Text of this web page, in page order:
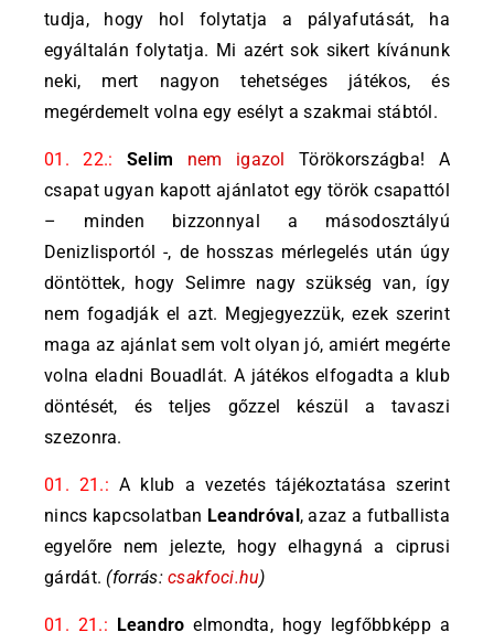
tudja, hogy hol folytatja a pályafutását, ha
egyáltalán folytatja. Mi azért sok sikert kívánunk
neki, mert nagyon tehetséges játékos, és
megérdemelt volna egy esélyt a szakmai stábtól.
01. 22.: Selim nem igazol Törökországba! A
csapat ugyan kapott ajánlatot egy török csapattól
– minden bizzonnyal a másodosztályú
Denizlisportól -, de hosszas mérlegelés után úgy
döntöttek, hogy Selimre nagy szükség van, így
nem fogadják el azt. Megjegyezzük, ezek szerint
maga az ajánlat sem volt olyan jó, amiért megérte
volna eladni Bouadlát. A játékos elfogadta a klub
döntését, és teljes gőzzel készül a tavaszi
szezonra.
01. 21.:A klub a vezetés tájékoztatása szerint
nincs kapcsolatban Leandróval, azaz a futballista
egyelőre nem jelezte, hogy elhagyná a ciprusi
gárdát. (forrás:csakfoci.hu)
01. 21.: Leandroelmondta, hogy legfőbbképp a